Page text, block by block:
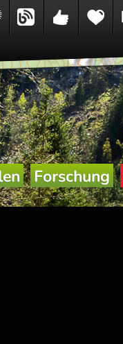
Forschung